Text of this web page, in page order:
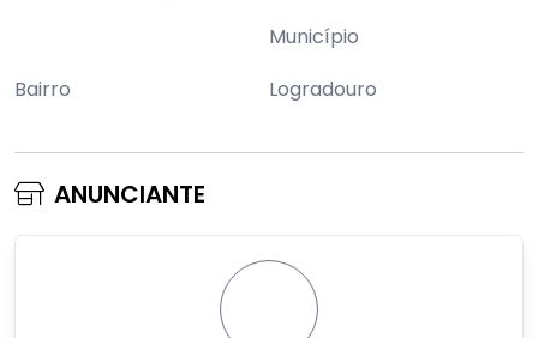
Município
Bairro
Logradouro
ANUNCIANTE